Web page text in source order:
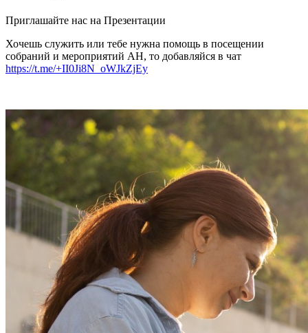
Приглашайте нас на Презентации
Хочешь служить или тебе нужна помощь в посещении
собраний и мероприятий АН, то добавляйся в чат
https://t.me/+II0Ji8N_oWJkZjEy